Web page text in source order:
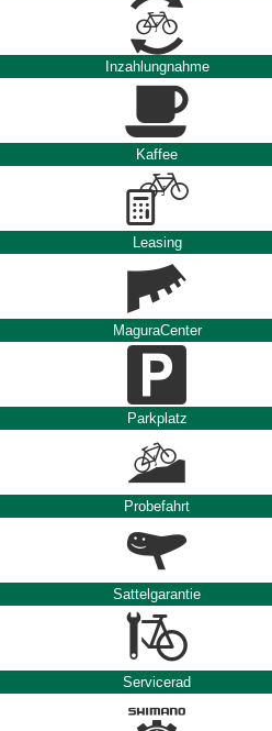
Inzahlungnahme
Kaffee
Leasing
MaguraCenter
Parkplatz
Probefahrt
Sattelgarantie
Servicerad